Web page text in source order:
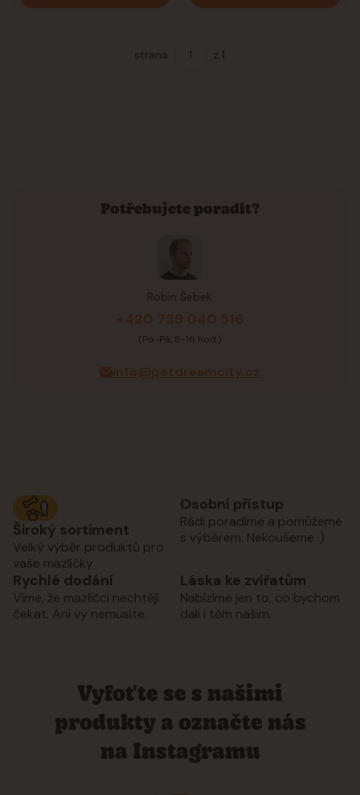
strana z 1
Potřebujete poradit?
Robin Šebek
+420 739 040 516
(Po-Pá, 8-16 hod.)
info@petdreamcity.cz
Široký sortiment
Velký výběr produktů pro
vaše mazlíčky
Osobní přístup
Rádi poradíme a pomůžeme
s výběrem. Nekoušeme :)
Rychlé dodání
Víme, že mazlíčci nechtějí
čekat. Ani vy nemusíte.
Láska ke zvířatům
Nabízíme jen to, co bychom
dali i těm našim.
Vyfoťte se s našimi
produkty a označte nás
na Instagramu